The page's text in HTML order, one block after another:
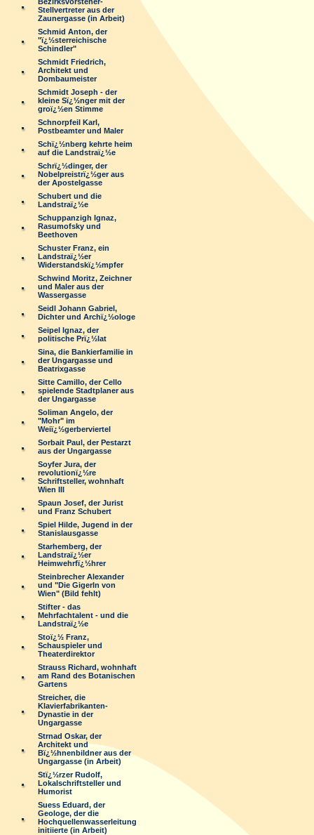
Stellvertreter aus der
Zaunergasse (in Arbeit)
Schmid Anton, der
"ï¿½sterreichische
Schindler"
Schmidt Friedrich,
Architekt und
Dombaumeister
Schmidt Joseph - der
kleine Sï¿½nger mit der
groï¿½en Stimme
Schnorpfeil Karl,
Postbeamter und Maler
Schï¿½nberg kehrte heim
auf die Landstraï¿½e
Schrï¿½dinger, der
Nobelpreistrï¿½ger aus
der Apostelgasse
Schubert und die
Landstraï¿½e
Schuppanzigh Ignaz,
Rasumofsky und
Beethoven
Schuster Franz, ein
Landstraï¿½er
Widerstandskï¿½mpfer
Schwind Moritz, Zeichner
und Maler aus der
Wassergasse
Seidl Johann Gabriel,
Dichter und Archï¿½ologe
Seipel Ignaz, der
politische Prï¿½lat
Sina, die Bankierfamilie in
der Ungargasse und
Beatrixgasse
Sitte Camillo, der Cello
spielende Stadtplaner aus
der Ungargasse
Soliman Angelo, der
"Mohr" im
Weiï¿½gerberviertel
Sorbait Paul, der Pestarzt
aus der Ungargasse
Soyfer Jura, der
revolutionï¿½re
Schriftsteller, wohnhaft
Wien III
Spaun Josef, der Jurist
und Franz Schubert
Spiel Hilde, Jugend in der
Stanislausgasse
Starhemberg, der
Landstraï¿½er
Heimwehrfï¿½hrer
Steinbrecher Alexander
und "Die Gigerln von
Wien" (Bild fehlt)
Stifter - das
Mehrfachtalent - und die
Landstraï¿½e
Stoï¿½ Franz,
Schauspieler und
Theaterdirektor
Strauss Richard, wohnhaft
am Rand des Botanischen
Gartens
Streicher, die
Klavierfabrikanten-
Dynastie in der
Ungargasse
Strnad Oskar, der
Architekt und
Bï¿½hnenbildner aus der
Ungargasse (in Arbeit)
Stï¿½rzer Rudolf,
Lokalschriftsteller und
Humorist
Suess Eduard, der
Geologe, der die
Hochquellenwasserleitung
initiierte (in Arbeit)